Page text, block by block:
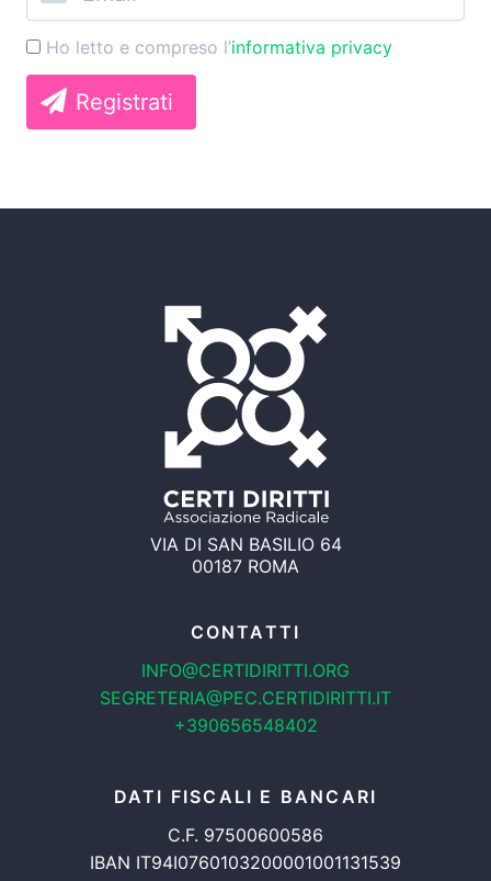
Ho letto e compreso l’informativa privacy
Registrati
VIA DI SAN BASILIO 64
00187 ROMA
CONTATTI
INFO@CERTIDIRITTI.ORG
SEGRETERIA@PEC.CERTIDIRITTI.IT
+390656548402
DATI FISCALI E BANCARI
C.F. 97500600586
IBAN IT94I0760103200001001131539